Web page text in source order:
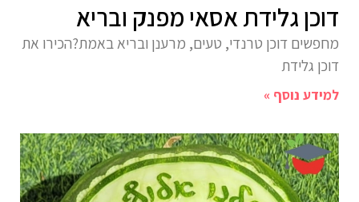
דוכן גלידת אסאי מפנק ובריא
מחפשים דוכן טרנדי, טעים, מרענן ובריא באמת?הכירו את
דוכן גלידת
למידע נוסף »